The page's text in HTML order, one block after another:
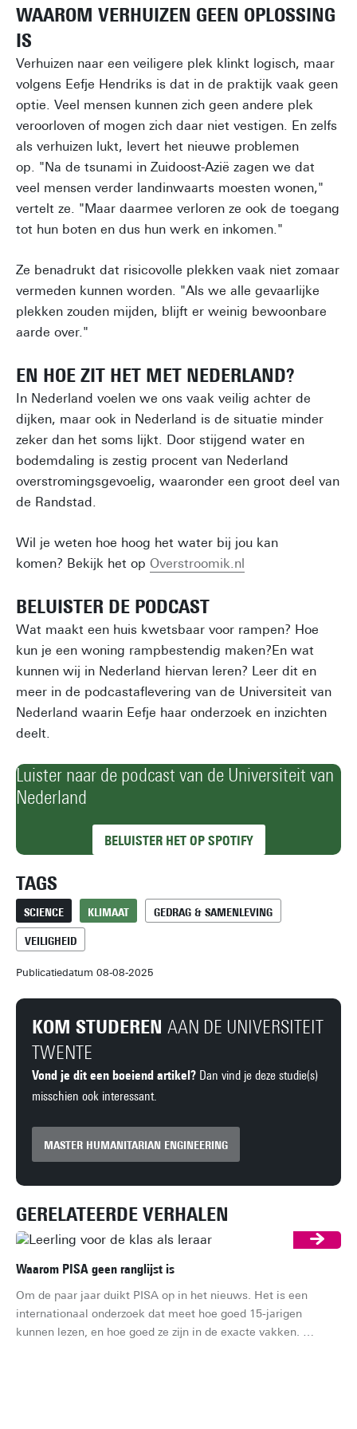
WAAROM VERHUIZEN GEEN OPLOSSING
IS
Verhuizen naar een veiligere plek klinkt logisch, maar
volgens Eefje Hendriks is dat in de praktijk vaak geen
optie. Veel mensen kunnen zich geen andere plek
veroorloven of mogen zich daar niet vestigen. En zelfs
als verhuizen lukt, levert het nieuwe problemen
op. "Na de tsunami in Zuidoost-Azië zagen we dat
veel mensen verder landinwaarts moesten wonen,"
vertelt ze. "Maar daarmee verloren ze ook de toegang
tot hun boten en dus hun werk en inkomen."
Ze benadrukt dat risicovolle plekken vaak niet zomaar
vermeden kunnen worden. "Als we alle gevaarlijke
plekken zouden mijden, blijft er weinig bewoonbare
aarde over."
EN HOE ZIT HET MET NEDERLAND?
In Nederland voelen we ons vaak veilig achter de
dijken, maar ook in Nederland is de situatie minder
zeker dan het soms lijkt. Door stijgend water en
bodemdaling is zestig procent van Nederland
overstromingsgevoelig, waaronder een groot deel van
de Randstad.
Wil je weten hoe hoog het water bij jou kan
komen? Bekijk het op Overstroomik.nl
BELUISTER DE PODCAST
Wat maakt een huis kwetsbaar voor rampen? Hoe
kun je een woning rampbestendig maken?En wat
kunnen wij in Nederland hiervan leren? Leer dit en
meer in de podcastaflevering van de Universiteit van
Nederland waarin Eefje haar onderzoek en inzichten
deelt.
Luister naar de podcast van de Universiteit van
Nederland
BELUISTER HET OP SPOTIFY
TAGS
SCIENCE KLIMAAT GEDRAG & SAMENLEVING
VEILIGHEID
Publicatiedatum 08-08-2025
KOM STUDEREN AAN DE UNIVERSITEIT
TWENTE
Vond je dit een boeiend artikel? Dan vind je deze studie(s)
misschien ook interessant.
MASTER HUMANITARIAN ENGINEERING
GERELATEERDE VERHALEN
Waarom PISA geen ranglijst is
Om de paar jaar duikt PISA op in het nieuws. Het is een
internationaal onderzoek dat meet hoe goed 15-jarigen
kunnen lezen, en hoe goed ze zijn in de exacte vakken.